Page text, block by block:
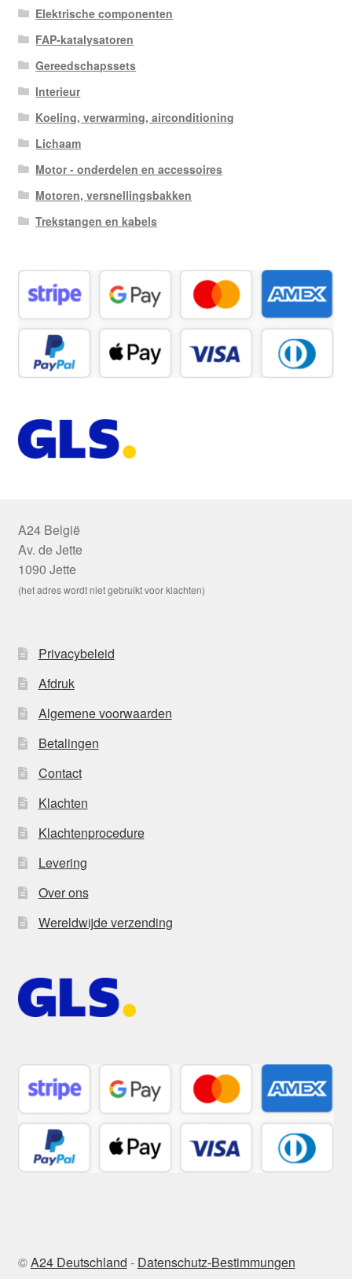
Elektrische componenten
FAP-katalysatoren
Gereedschapssets
Interieur
Koeling, verwarming, airconditioning
Lichaam
Motor - onderdelen en accessoires
Motoren, versnellingsbakken
Trekstangen en kabels
A24 België
Av. de Jette
1090 Jette
(het adres wordt niet gebruikt voor klachten)
Privacybeleid
Afdruk
Algemene voorwaarden
Betalingen
Contact
Klachten
Klachtenprocedure
Levering
Over ons
Wereldwijde verzending
©A24 Deutschland - Datenschutz-Bestimmungen